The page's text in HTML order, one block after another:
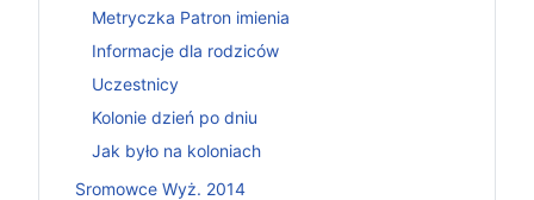
Metryczka Patron imienia
Informacje dla rodziców
Uczestnicy
Kolonie dzień po dniu
Jak było na koloniach
Sromowce Wyż. 2014